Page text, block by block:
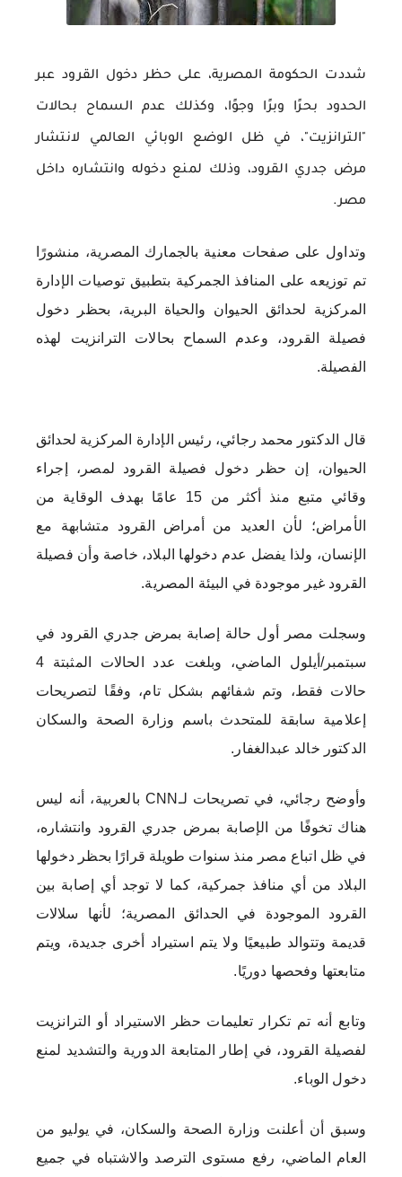
شددت الحكومة المصرية، على حظر دخول القرود عبر
الحدود بحرًا وبرًا وجوًا، وكذلك عدم السماح بحالات
"الترانزيت"، في ظل الوضع الوبائي العالمي لانتشار
مرض جدري القرود، وذلك لمنع دخوله وانتشاره داخل
مصر.
وتداول على صفحات معنية بالجمارك المصرية، منشورًا
تم توزيعه على المنافذ الجمركية بتطبيق توصيات الإدارة
المركزية لحدائق الحيوان والحياة البرية، بحظر دخول
فصيلة القرود، وعدم السماح بحالات الترانزيت لهذه
الفصيلة.
قال الدكتور محمد رجائي، رئيس الإدارة المركزية لحدائق
الحيوان، إن حظر دخول فصيلة القرود لمصر، إجراء
وقائي متبع منذ أكثر من 15 عامًا بهدف الوقاية من
الأمراض؛ لأن العديد من أمراض القرود متشابهة مع
الإنسان، ولذا يفضل عدم دخولها البلاد، خاصة وأن فصيلة
القرود غير موجودة في البيئة المصرية.
وسجلت مصر أول حالة إصابة بمرض جدري القرود في
سبتمبر/أيلول الماضي، وبلغت عدد الحالات المثبتة 4
حالات فقط، وتم شفائهم بشكل تام، وفقًا لتصريحات
إعلامية سابقة للمتحدث باسم وزارة الصحة والسكان
الدكتور خالد عبدالغفار.
وأوضح رجائي، في تصريحات لـCNN بالعربية، أنه ليس
هناك تخوفًا من الإصابة بمرض جدري القرود وانتشاره،
في ظل اتباع مصر منذ سنوات طويلة قرارًا بحظر دخولها
البلاد من أي منافذ جمركية، كما لا توجد أي إصابة بين
القرود الموجودة في الحدائق المصرية؛ لأنها سلالات
قديمة وتتوالد طبيعيًا ولا يتم استيراد أخرى جديدة، ويتم
متابعتها وفحصها دوريًا.
وتابع أنه تم تكرار تعليمات حظر الاستيراد أو الترانزيت
لفصيلة القرود، في إطار المتابعة الدورية والتشديد لمنع
دخول الوباء.
وسبق أن أعلنت وزارة الصحة والسكان، في يوليو من
العام الماضي، رفع مستوى الترصد والاشتباه في جميع